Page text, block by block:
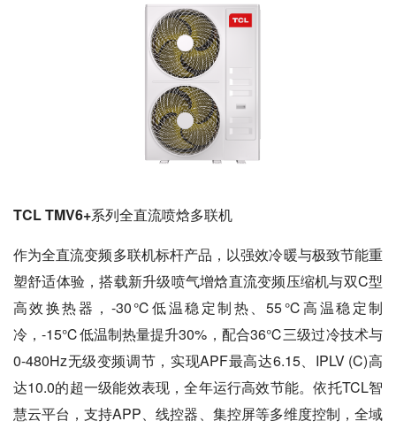
TCL TMV6+系列全直流喷焓多联机
作为全直流变频多联机标杆产品，以强效冷暖与极致节能重
塑舒适体验，搭载新升级喷气增焓直流变频压缩机与双C型
高效换热器，-30℃低温稳定制热、55℃高温稳定制
冷，-15℃低温制热量提升30%，配合36℃三级过冷技术与
0-480Hz无级变频调节，实现APF最高达6.15、IPLV (C)高
达10.0的超一级能效表现，全年运行高效节能。依托TCL智
慧云平台，支持APP、线控器、集控屏等多维度控制，全域